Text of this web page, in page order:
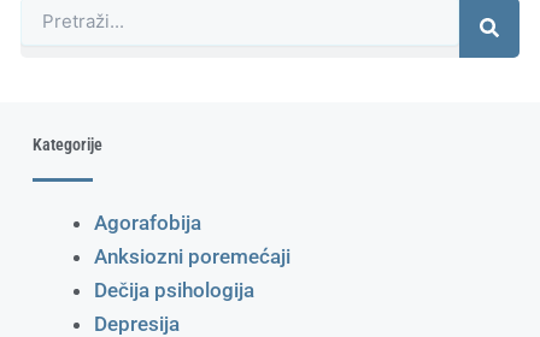
Kategorije
Agorafobija
Anksiozni poremećaji
Dečija psihologija
Depresija